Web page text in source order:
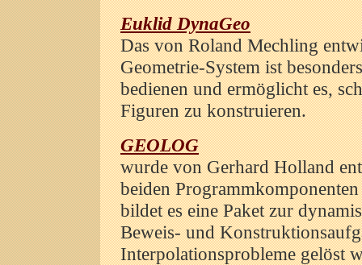
Euklid DynaGeo
Das von Roland Mechling
Geometrie-System ist
bedienen und ermöglicht es,
Figuren zu konstruieren.
GEOLOG
wurde von Gerhard Holland
beiden
bildet es eine Paket zur
Beweis- und
Interpolationsprobleme gelöst